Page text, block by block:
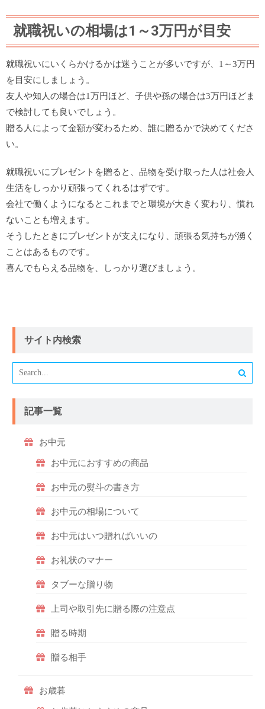
就職祝いの相場は1～3万円が目安
就職祝いにいくらかけるかは迷うことが多いですが、1～3万円
を目安にしましょう。
友人や知人の場合は1万円ほど、子供や孫の場合は3万円ほどま
で検討しても良いでしょう。
贈る人によって金額が変わるため、誰に贈るかで決めてくださ
い。
就職祝いにプレゼントを贈ると、品物を受け取った人は社会人
生活をしっかり頑張ってくれるはずです。
会社で働くようになるとこれまでと環境が大きく変わり、慣れ
ないことも増えます。
そうしたときにプレゼントが支えになり、頑張る気持ちが湧く
ことはあるものです。
喜んでもらえる品物を、しっかり選びましょう。
サイト内検索
記事一覧
お中元
お中元におすすめの商品
お中元の熨斗の書き方
お中元の相場について
お中元はいつ贈ればいいの
お礼状のマナー
タブーな贈り物
上司や取引先に贈る際の注意点
贈る時期
贈る相手
お歳暮